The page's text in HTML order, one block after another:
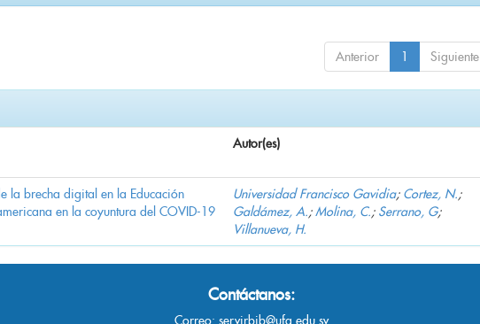
Anterior 1 Siguiente
Autor(es)
la brecha digital en la Educación
en la coyuntura del COVID-19
Universidad Francisco Gavidia; Cortez, N.;
Galdámez, A.;Molina, C.; Serrano, G;
Villanueva, H.
Contáctanos:
Correo: servirbib@ufg.edu.sv